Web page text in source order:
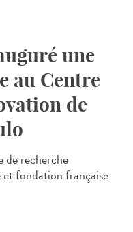
une
au Centre
de
recherche
fondation française